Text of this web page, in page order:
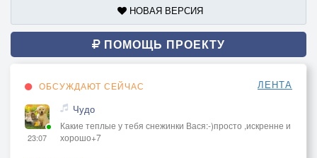
НОВАЯ ВЕРСИЯ
ПОМОЩЬ ПРОЕКТУ
ОБСУЖДАЮТ СЕЙЧАС ЛЕНТА
23:07
Чудо
Какие теплые у тебя снежинки Вася:-)просто ,искренне и
хорошо+7